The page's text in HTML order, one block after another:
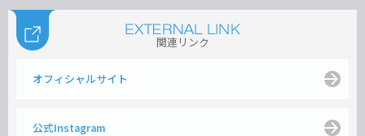
関連リンク
オフィシャルサイト
公式Instagram